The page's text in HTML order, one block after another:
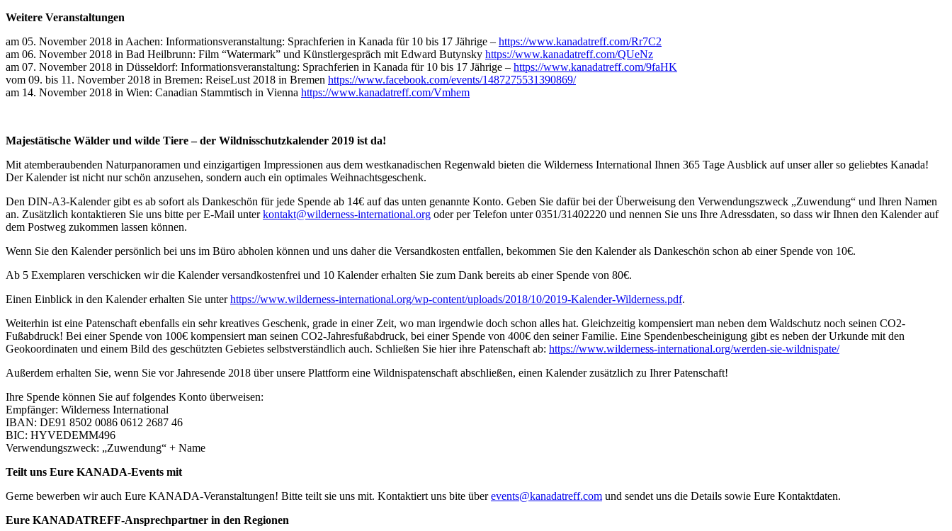
Weitere Veranstaltungen
am 05. November 2018 in Aachen: Informationsveranstaltung: Sprachferien in Kanada für 10 bis 17 Jährige – https://www.kanadatreff.com/Rr7C2
am 06. November 2018 in Bad Heilbrunn: Film “Watermark” und Künstlergespräch mit Edward Butynsky https://www.kanadatreff.com/QUeNz
am 07. November 2018 in Düsseldorf: Informationsveranstaltung: Sprachferien in Kanada für 10 bis 17 Jährige – https://www.kanadatreff.com/9faHK
vom 09. bis 11. November 2018 in Bremen: ReiseLust 2018 in Bremen https://www.facebook.com/events/1487275531390869/
am 14. November 2018 in Wien: Canadian Stammtisch in Vienna https://www.kanadatreff.com/Vmhem
Majestätische Wälder und wilde Tiere – der Wildnisschutzkalender 2019 ist da!
Mit atemberaubenden Naturpanoramen und einzigartigen Impressionen aus dem westkanadischen Regenwald bieten die Wilderness International Ihnen 365 Tage Ausblick auf unser aller so geliebtes Kanada!
Der Kalender ist nicht nur schön anzusehen, sondern auch ein optimales Weihnachtsgeschenk.
Den DIN-A3-Kalender gibt es ab sofort als Dankeschön für jede Spende ab 14€ auf das unten genannte Konto. Geben Sie dafür bei der Überweisung den Verwendungszweck „Zuwendung“ und Ihren Namen
an. Zusätzlich kontaktieren Sie uns bitte per E-Mail unterkontakt@wilderness-international.org oder per Telefon unter 0351/31402220 und nennen Sie uns Ihre Adressdaten, so dass wir Ihnen den Kalender auf
dem Postweg zukommen lassen können.
Wenn Sie den Kalender persönlich bei uns im Büro abholen können und uns daher die Versandkosten entfallen, bekommen Sie den Kalender als Dankeschön schon ab einer Spende von 10€.
Ab 5 Exemplaren verschicken wir die Kalender versandkostenfrei und 10 Kalender erhalten Sie zum Dank bereits ab einer Spende von 80€.
Einen Einblick in den Kalender erhalten Sie unterhttps://www.wilderness-international.org/wp-content/uploads/2018/10/2019-Kalender-Wilderness.pdf.
Weiterhin ist eine Patenschaft ebenfalls ein sehr kreatives Geschenk, grade in einer Zeit, wo man irgendwie doch schon alles hat. Gleichzeitig kompensiert man neben dem Waldschutz noch seinen CO2-
Fußabdruck! Bei einer Spende von 100€ kompensiert man seinen CO2-Jahresfußabdruck, bei einer Spende von 400€ den seiner Familie. Eine Spendenbescheinigung gibt es neben der Urkunde mit den
Geokoordinaten und einem Bild des geschützten Gebietes selbstverständlich auch. Schließen Sie hier ihre Patenschaft ab: https://www.wilderness-international.org/werden-sie-wildnispate/
Außerdem erhalten Sie, wenn Sie vor Jahresende 2018 über unsere Plattform eine Wildnispatenschaft abschließen, einen Kalender zusätzlich zu Ihrer Patenschaft!
Ihre Spende können Sie auf folgendes Konto überweisen:
Empfänger: Wilderness International
IBAN: DE91 8502 0086 0612 2687 46
BIC: HYVEDEMM496
Verwendungszweck: „Zuwendung“ + Name
Teilt uns Eure KANADA-Events mit
Gerne bewerben wir auch Eure KANADA-Veranstaltungen! Bitte teilt sie uns mit. Kontaktiert uns bite überevents@kanadatreff.com und sendet uns die Details sowie Eure Kontaktdaten.
Eure KANADATREFF-Ansprechpartner in den Regionen